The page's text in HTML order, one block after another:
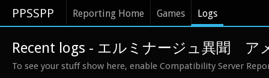
PPSSPP Reporting Home Games Logs
Recent logs - エルミナージュ異聞 ア
To see your stuff show here, enable Compatibility Server